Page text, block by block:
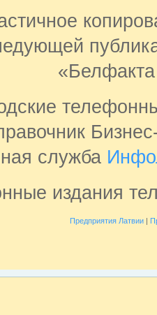
служба
издания
Предприятия Латвии|